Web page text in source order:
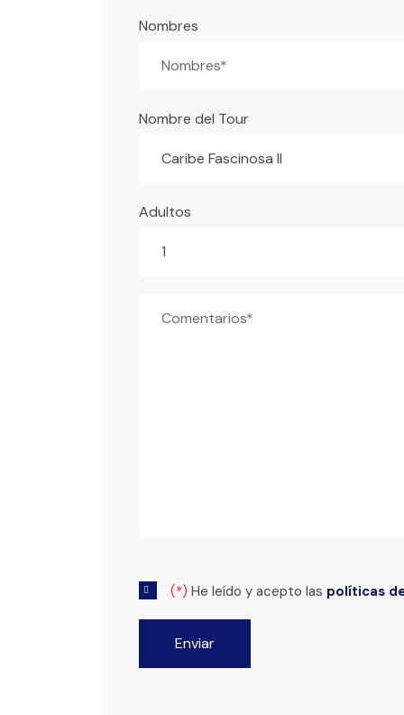
Nombres
Nombre del Tour
Caribe Fascinosa II
Adultos
(*) He leído y acepto las políticas